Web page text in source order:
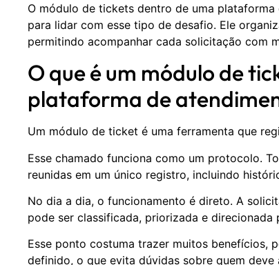
O módulo de tickets dentro de uma
para lidar com esse tipo de desafio. Ele
permitindo acompanhar cada solicitação com
O que é um módulo de
plataforma de
Um módulo de ticket é uma ferramenta que
Esse chamado funciona como um protocolo.
reunidas em um único registro, incluindo
No dia a dia, o funcionamento é direto. A
pode ser classificada, priorizada e direcionada
Esse ponto costuma trazer muitos benefícios,
definido, o que evita dúvidas sobre quem deve